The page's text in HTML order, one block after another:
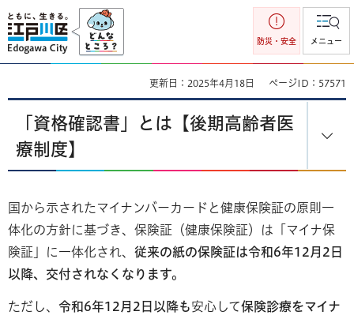
江戸川区
防災・安全 メニュー
更新日：2025年4月18日 ページID：57571
「資格確認書」とは【後期高齢者医
療制度】
国から示されたマイナンバーカードと健康保険証の原則一
体化の方針に基づき、保険証（健康保険証）は「マイナ保
険証」に一体化され、 従来の紙の保険証は令和6年12月2日
以降、交付されなくなります。
ただし、 令和6年12月2日以降も安心して保険診療をマイナ